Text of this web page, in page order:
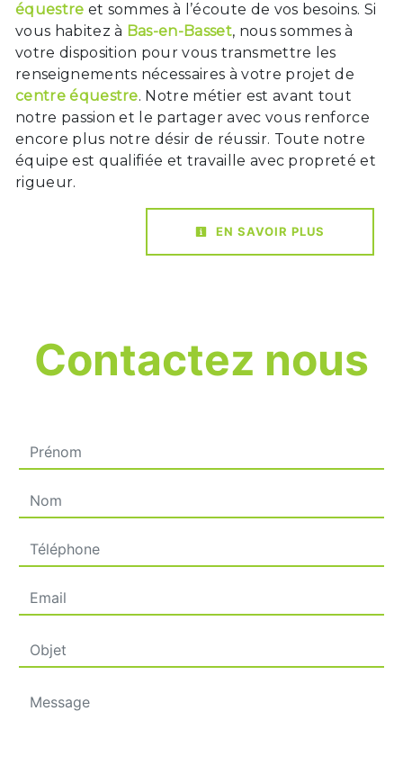
équestre et sommes à l’écoute de vos besoins. Si
vous habitez à Bas-en-Basset, nous sommes à
votre disposition pour vous transmettre les
renseignements nécessaires à votre projet de
centre équestre. Notre métier est avant tout
notre passion et le partager avec vous renforce
encore plus notre désir de réussir. Toute notre
équipe est qualifiée et travaille avec propreté et
rigueur.
EN SAVOIR PLUS
Contactez nous